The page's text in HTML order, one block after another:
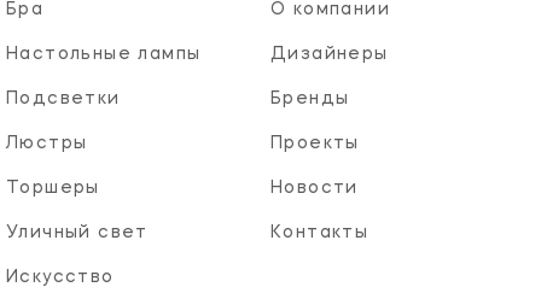
Бра
Настольные лампы
Подсветки
Люстры
Торшеры
Уличный свет
Искусство
О компании
Дизайнеры
Бренды
Проекты
Новости
Контакты